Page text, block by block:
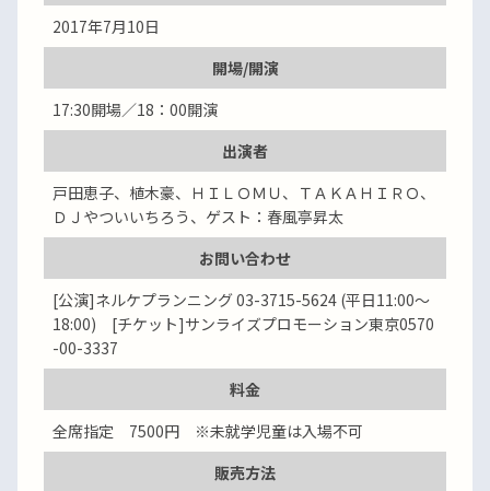
2017年7月10日
開場/開演
17:30開場／18：00開演
出演者
戸田恵子、植木豪、ＨＩＬＯＭＵ、ＴＡＫＡＨＩＲＯ、
ＤＪやついいちろう、ゲスト：春風亭昇太
お問い合わせ
[公演]ネルケプランニング 03-3715-5624 (平日11:00～
18:00) [チケット]サンライズプロモーション東京0570
-00-3337
料金
全席指定 7500円 ※未就学児童は入場不可
販売方法